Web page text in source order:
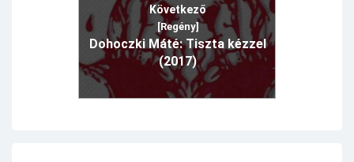
Következő
[Regény]
Dohoczki Máté: Tiszta kézzel
(2017)